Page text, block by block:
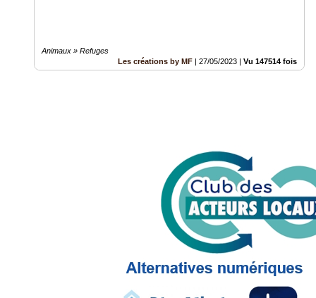
Animaux » Refuges
Les créations by MF | 27/05/2023 | Vu 147514 fois